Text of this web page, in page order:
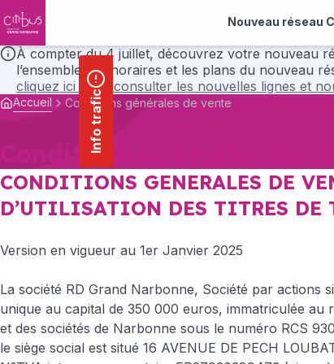
principal
Nouveau réseau
À compter du 4 juillet, découvrez votre nouveau réseau Citibus avec
l’ensemble des horaires et les plans du nouveau
cliquez ici pour consulter les nouvelles lignes et
Info trafic
Accueil Conditions générales de vente
Conditions générales de
CONDITIONS GENERALES DE
D’UTILISATION DES TITRES DE
Version en vigueur au 1er Janvier 2025
La société RD Grand Narbonne, Société par actions
unique au capital de 350 000 euros, immatriculée au
et des sociétés de Narbonne sous le numéro RCS
le siège social est situé 16 AVENUE DE PECH
Panneau de gestion des cookies